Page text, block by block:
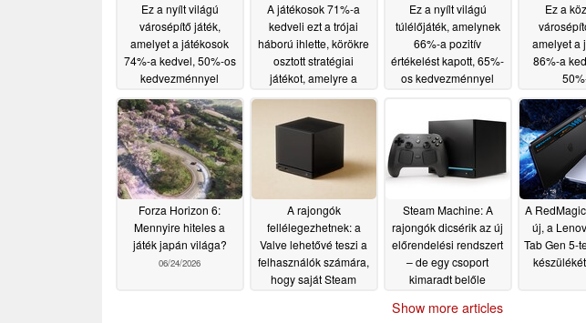
Ez a nyílt világú
városépítő játék,
amelyet a játékosok
74%-a kedvel, 50%-os
kedvezménnyel
07/02/2026
A játékosok 71%-a
kedveli ezt a trójai
háború ihlette, körökre
osztott stratégiai
játékot, amelyre a
kedvezményt kínálnak
07/01/2026
Ez a nyílt világú
túlélőjáték, amelynek
66%-a pozitív
értékelést kapott, 65%-
os kedvezménnyel
Ez a
amelyet a
86%-a
kapható a
06/29/
Forza Horizon 6:
Mennyire hiteles a
játék japán világa?
06/24/2026
A rajongók
fellélegezhetnek: a
Valve lehetővé teszi a
felhasználók számára,
hogy saját Steam
Steam Machine: A
rajongók dicsérik az új
előrendelési rendszert
– de egy csoport
kimaradt belőle
A
új, a
Tab Gen 5-
készülékét
Show more articles